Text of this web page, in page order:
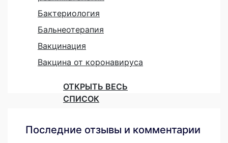
Бактериология
Бальнеотерапия
Вакцинация
Вакцина от коронавируса
ОТКРЫТЬ ВЕСЬ
СПИСОК
Последние отзывы и комментарии